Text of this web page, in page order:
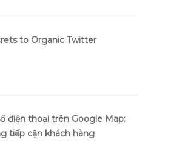
to Organic Twitter
điện thoại trên Google Map:
tiếp cận khách hàng